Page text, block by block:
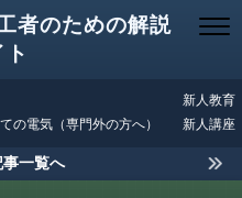
者のための解説
の電気（専門外の方へ）
新人教育
新人講座
一覧へ